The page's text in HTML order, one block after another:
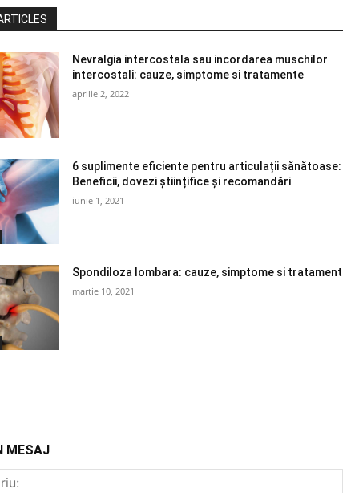
Nevralgia intercostala sau incordarea muschilor
intercostali: cauze, simptome si tratamente
aprilie 2, 2022
6 suplimente eficiente pentru articulații sănătoase:
Beneficii, dovezi științifice și recomandări
iunie 1, 2021
Spondiloza lombara: cauze, simptome si tratament
martie 10, 2021
MESAJ